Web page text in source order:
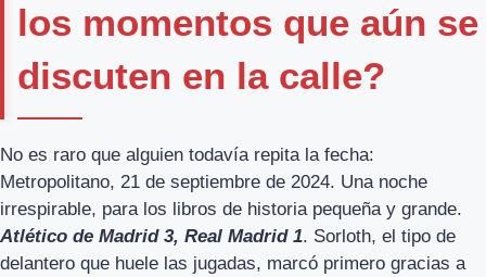
los momentos que aún se
discuten en la calle?
No es raro que alguien todavía repita la fecha:
Metropolitano, 21 de septiembre de 2024. Una noche
irrespirable, para los libros de historia pequeña y grande.
Atlético de Madrid 3, Real Madrid 1. Sorloth, el tipo de
delantero que huele las jugadas, marcó primero gracias a